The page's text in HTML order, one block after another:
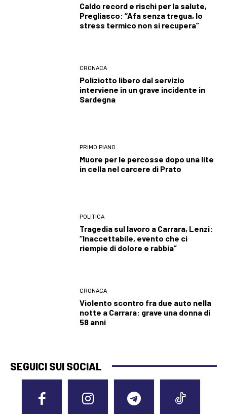
Caldo record e rischi per la salute,
Pregliasco: “Afa senza tregua, lo
stress termico non si recupera”
CRONACA
Poliziotto libero dal servizio
interviene in un grave incidente in
Sardegna
PRIMO PIANO
Muore per le percosse dopo una lite
in cella nel carcere di Prato
POLITICA
Tragedia sul lavoro a Carrara, Lenzi:
“Inaccettabile, evento che ci
riempie di dolore e rabbia”
CRONACA
Violento scontro fra due auto nella
notte a Carrara: grave una donna di
58 anni
SEGUICI SUI SOCIAL